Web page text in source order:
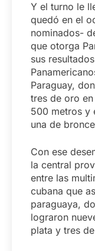
Y el turno le
quedó en el
nominados-
que otorga
sus
Paraguay,
tres de oro
500 metros y
una de
Con ese
la central
entre las
cubana que
paraguaya,
lograron
plata y tres